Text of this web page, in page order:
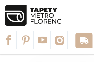
Přejít
na
obsah